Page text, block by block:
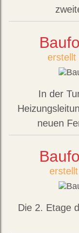
erstellt
In der
neuen
Die 2. Etage